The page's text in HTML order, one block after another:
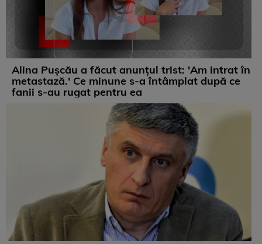
Alina Pușcău a făcut anunțul trist: 'Am intrat în
metastază.' Ce minune s-a întâmplat după ce
fanii s-au rugat pentru ea